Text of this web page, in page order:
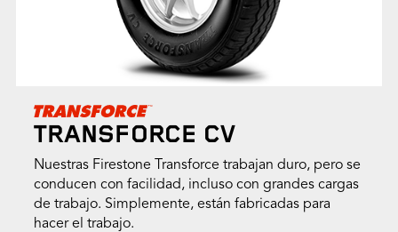
TRANSFORCE CV
Nuestras Firestone Transforce trabajan duro, pero se
conducen con facilidad, incluso con grandes cargas
de trabajo. Simplemente, están fabricadas para
hacer el trabajo.